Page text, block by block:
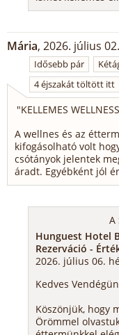
Mária, 2026. július
Idősebb pár
4 éjszakát töltött itt
"KELLEMES
A wellnes és az
kifogásolható volt
csótányok jelentek
áradt. Egyébként jól
A
Hunguest Hotel
Rezerváció -
2026. július 06.
Kedves
Köszönjük, hogy
Örömmel